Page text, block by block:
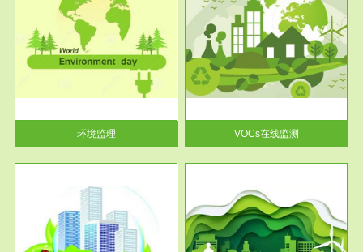
环境监理
服务范围
VOCs在线监测
根据《重点区域大气污染防
治“十二五”规划》有机废气净化
率达...
VOCs在线监测
服务范围